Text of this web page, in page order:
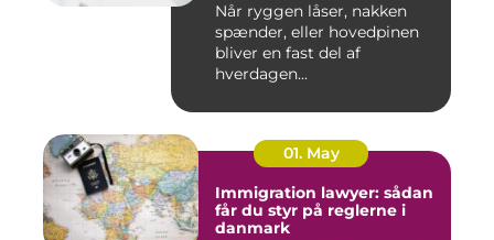
Når ryggen låser, nakken
spænder, eller hovedpinen
bliver en fast del af
hverdagen...
01. May
Immigration lawyer: sådan
får du styr på reglerne i
danmark